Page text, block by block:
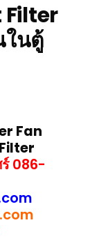
Filter
ในตู้
Fan
086-